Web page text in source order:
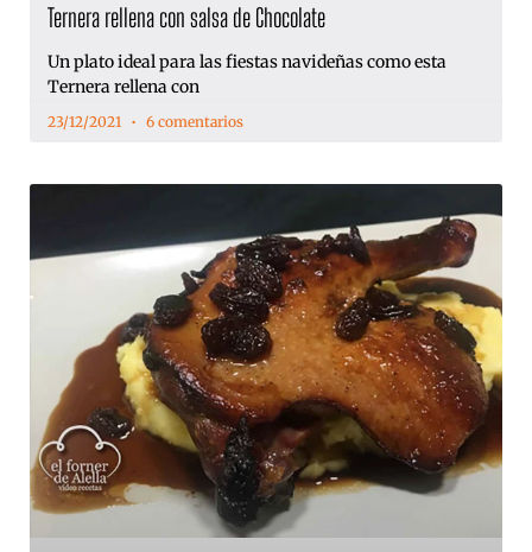
Ternera rellena con salsa de Chocolate
Un plato ideal para las fiestas navideñas como esta
Ternera rellena con
23/12/2021 6 comentarios